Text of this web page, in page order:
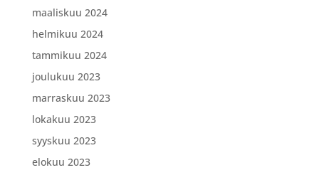
maaliskuu 2024
helmikuu 2024
tammikuu 2024
joulukuu 2023
marraskuu 2023
lokakuu 2023
syyskuu 2023
elokuu 2023